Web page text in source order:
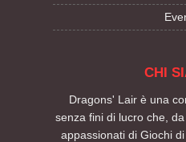
CHI
Dragons' Lair è una
senza fini di lucro che,
appassionati di Giochi